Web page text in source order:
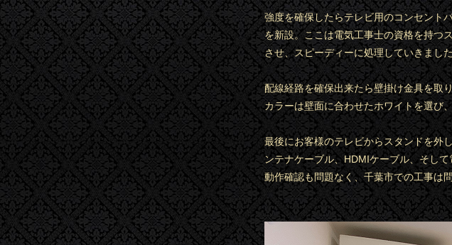
強度を確保したらテレビ用のコンセント
を新設。ここは電気工事士の資格を持つ
させ、スピーディーに処理していきまし
配線経路を確保出来たら壁掛け金具を取
カラーは壁面に合わせたホワイトを選び
最後にお客様のテレビからスタンドを外
ンテナケーブル、HDMIケーブル、そし
動作確認も問題なく、千葉市での工事は